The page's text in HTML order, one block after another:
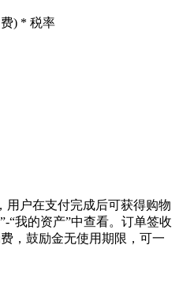
) * 税率
用户在支付完成后可获得购物
“我的资产”中查看。订单签收
，鼓励金无使用期限，可一